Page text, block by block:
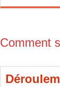
Comment